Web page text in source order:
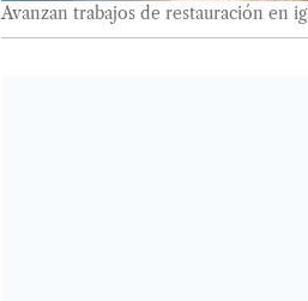
Avanzan trabajos de restauración en